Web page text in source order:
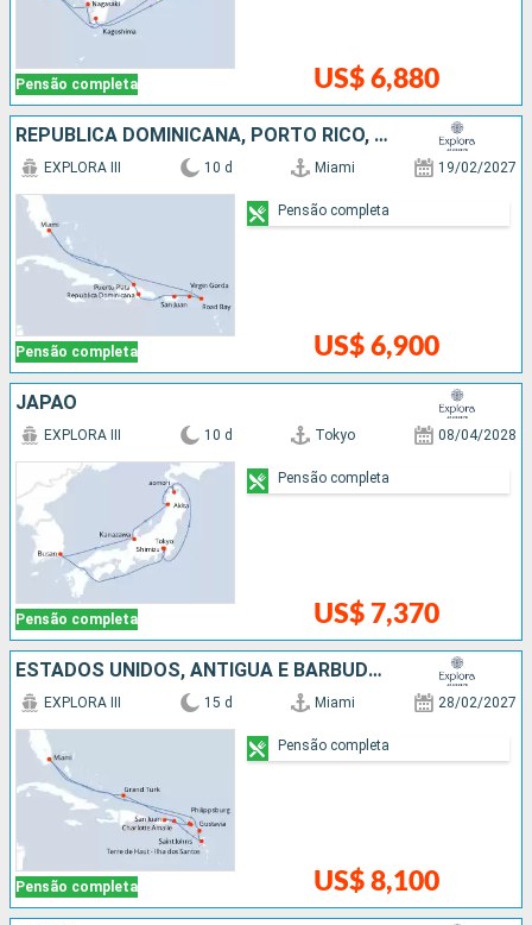
Pensão completa US$ 6,880
REPUBLICA DOMINICANA, PORTO RICO, ESTADOS UNIDOS
Pensão completa
EXPLORA III 10 d Miami 19/02/2027
US$ 6,900
Pensão completa
JAPÃO
Pensão completa
EXPLORA III 10 d Tokyo 08/04/2028
US$ 7,370
Pensão completa
ESTADOS UNIDOS, ANTIGUA E BARBUDA, PORTO RICO, FRANCIA
Pensão completa
EXPLORA III 15 d Miami 28/02/2027
US$ 8,100
Pensão completa